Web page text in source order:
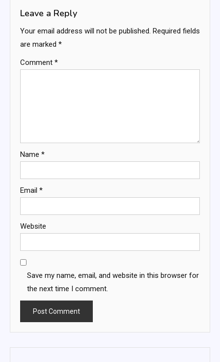
Leave a Reply
Your email address will not be published. Required fields
are marked *
Comment *
Name *
Email *
Website
Save my name, email, and website in this browser for
the next time I comment.